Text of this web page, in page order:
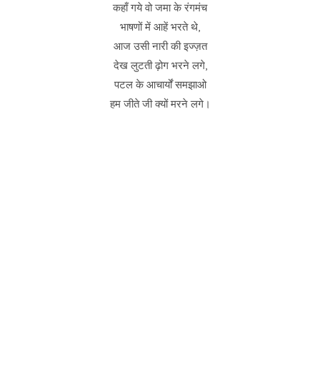
कहाँ गये वो जमा के रंगमंच
भाषणों में आहें भरते थे,
आज उसी नारी की इज्ज़त
देख लुटती ढ़ोग भरने लगे,
पटल के आचार्यों समझाओ
हम जीते जी क्यों मरने लगे।